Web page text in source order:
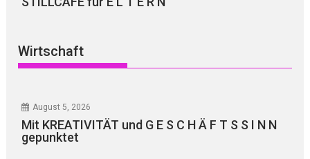
Wirtschaft
August 5, 2026
Mit KREATIVITÄT und G E S C H Ä F T S S I N N
gepunktet